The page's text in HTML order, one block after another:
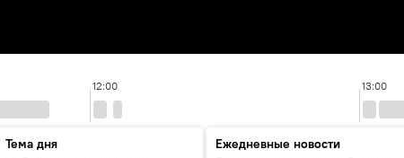
12:00 13:00
Тема дня
Ежедневные новости